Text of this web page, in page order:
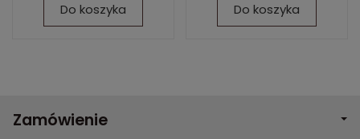
Do koszyka Do koszyka
Zamówienie